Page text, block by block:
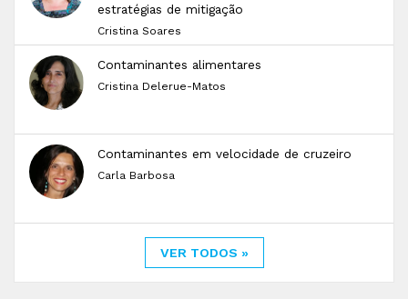
estratégias de mitigação
Cristina Soares
Contaminantes alimentares
Cristina Delerue-Matos
Contaminantes em velocidade de cruzeiro
Carla Barbosa
VER TODOS »